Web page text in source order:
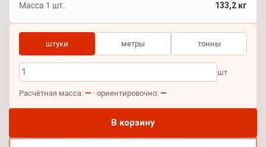
Масса 1 шт. 133,2 кг
штуки метры тонны
шт
Расчётная масса: — · ориентировочно: —
В корзину